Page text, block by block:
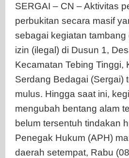
Diminta
Tegas
Tindak
Dugaan
C
Ilegal.
SERGAI – CN – Aktivitas
perbukitan secara masif
sebagai kegiatan tambang
izin (ilegal) di Dusun 1,
Kecamatan Tebing Tinggi,
Serdang Bedagai (Sergai)
mulus. Hingga saat ini,
mengubah bentang alam
belum tersentuh tindakan
Penegak Hukum (APH)
daerah setempat, Rabu